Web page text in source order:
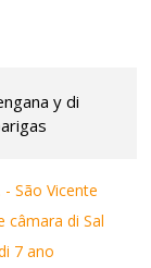
y di
São Vicente
câmara di Sal
7 ano